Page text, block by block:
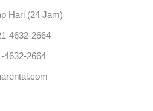
Hari (24 Jam)
4632-2664
4632-2664